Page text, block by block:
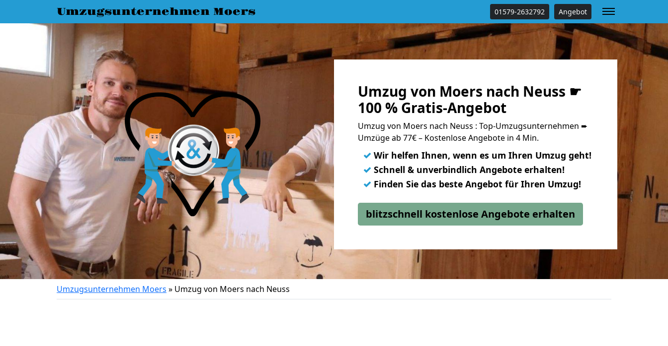
Umzugsunternehmen Moers 01579-2632792 Angebot
Umzug von Moers nach Neuss ☛
100 % Gratis-Angebot
Umzug von Moers nach Neuss : Top-Umzugsunternehmen ➨
Umzüge ab 77€ – Kostenlose Angebote in 4 Min.
✓ Wir helfen Ihnen, wenn es um Ihren Umzug geht!
✓ Schnell & unverbindlich Angebote erhalten!
✓ Finden Sie das beste Angebot für Ihren Umzug!
blitzschnell kostenlose Angebote erhalten
Umzugsunternehmen Moers » Umzug von Moers nach Neuss